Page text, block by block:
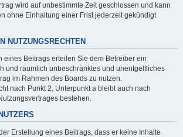
wird auf unbestimmte Zeit geschlossen und kann
ohne Einhaltung einer Frist jederzeit gekündigt
NUTZUNGSRECHTEN
eines Beitrags erteilen Sie dem Betreiber ein
und räumlich unbeschränktes und unentgeltliches
im Rahmen des Boards zu nutzen.
nach Punkt 2, Unterpunkt a bleibt auch nach
bestehen.
Erstellung eines Beitrags, dass er keine Inhalte